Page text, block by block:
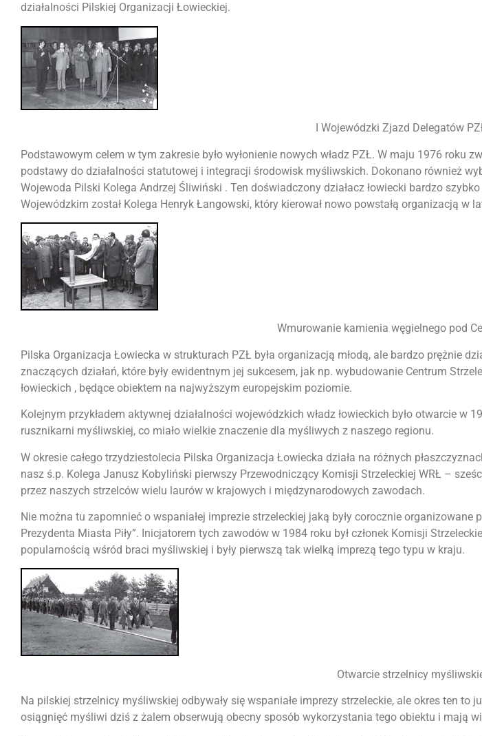
działalności Pilskiej Organizacji Łowieckiej.
I Wojewódzki Zjazd Delegatów
Podstawowym celem w tym zakresie było wyłonienie nowych władz PZŁ. W maju 1976 roku
podstawy do działalności statutowej i integracji środowisk myśliwskich. Dokonano również
Wojewoda Pilski Kolega Andrzej Śliwiński . Ten doświadczony działacz łowiecki bardzo
Wojewódzkim został Kolega Henryk Łangowski, który kierował nowo powstałą organizacją w
Wmurowanie kamienia węgielnego pod
Pilska Organizacja Łowiecka w strukturach PZŁ była organizacją młodą, ale bardzo prężnie
znaczących działań, które były ewidentnym jej sukcesem, jak np. wybudowanie Centrum
łowieckich , będące obiektem na najwyższym europejskim poziomie.
Kolejnym przykładem aktywnej działalności wojewódzkich władz łowieckich było otwarcie
rusznikarni myśliwskiej, co miało wielkie znaczenie dla myśliwych z naszego regionu.
W okresie całego trzydziestolecia Pilska Organizacja Łowiecka działa na różnych
nasz ś.p. Kolega Janusz Kobyliński pierwszy Przewodniczący Komisji Strzeleckiej WRŁ –
przez naszych strzelców wielu laurów w krajowych i międzynarodowych zawodach.
Nie można tu zapomnieć o wspaniałej imprezie strzeleckiej jaką były corocznie
Prezydenta Miasta Piły”. Inicjatorem tych zawodów w 1984 roku był członek Komisji
popularnością wśród braci myśliwskiej i były pierwszą tak wielką imprezą tego typu w kraju.
Otwarcie strzelnicy
Na pilskiej strzelnicy myśliwskiej odbywały się wspaniałe imprezy strzeleckie, ale okres ten to
osiągnięć myśliwi dziś z żalem obserwują obecny sposób wykorzystania tego obiektu i mają